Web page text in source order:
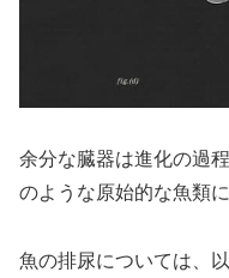
余分な臓器は進化の過
のような原始的な魚類
魚の排尿については、